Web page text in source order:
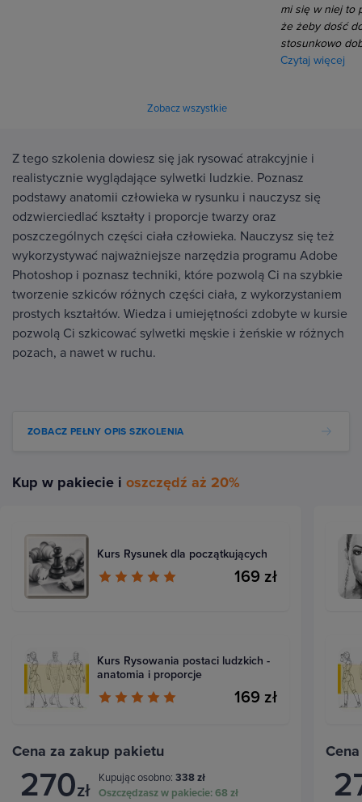
mi się w niej to
że żeby dość
stosunkowo
Czytaj więcej
Zobacz wszystkie
Z tego szkolenia dowiesz się jak rysować atrakcyjnie i
realistycznie wyglądające sylwetki ludzkie. Poznasz
podstawy anatomii człowieka w rysunku i nauczysz się
odzwierciedlać kształty i proporcje twarzy oraz
poszczególnych części ciała człowieka. Nauczysz się też
wykorzystywać najważniejsze narzędzia programu Adobe
Photoshop i poznasz techniki, które pozwolą Ci na szybkie
tworzenie szkiców różnych części ciała, z wykorzystaniem
prostych kształtów. Wiedza i umiejętności zdobyte w kursie
pozwolą Ci szkicować sylwetki męskie i żeńskie w różnych
pozach, a nawet w ruchu.
ZOBACZ PEŁNY OPIS SZKOLENIA
Kup w pakiecie i oszczędź aż 20%
Kurs Rysunek dla początkujących
169 zł
Kurs Rysowania postaci ludzkich -
anatomia i proporcje
169 zł
Cena za zakup pakietu
270zł
Kupując osobno: 338 zł
Oszczędzasz w pakiecie:68 zł